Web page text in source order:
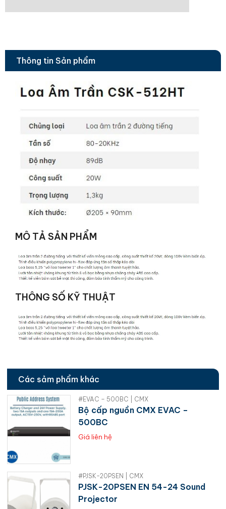
Thông tin Sản phẩm
MÔ TẢ SẢN PHẨM
THÔNG SỐ KỸ THUẬT
Các sảm phẩm khác
#EVAC – 500BC | CMX
Bộ cấp nguồn CMX EVAC –
500BC
Giá liên hệ
#PJSK-20PSEN | CMX
PJSK-20PSEN EN 54-24 Sound
Projector